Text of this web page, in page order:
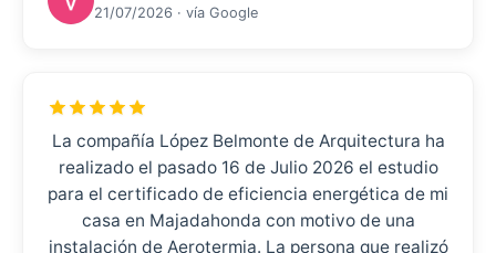
21/07/2026 · vía Google
La compañía López Belmonte de Arquitectura ha
realizado el pasado 16 de Julio 2026 el estudio
para el certificado de eficiencia energética de mi
casa en Majadahonda con motivo de una
instalación de Aerotermia. La persona que realizó